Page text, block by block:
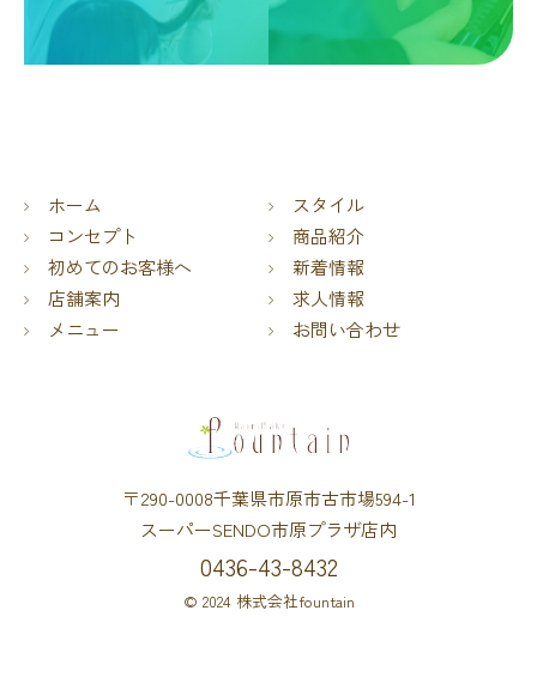
ホーム
コンセプト
初めてのお客様へ
店舗案内
メニュー
スタイル
商品紹介
新着情報
求人情報
お問い合わせ
〒290-0008千葉県市原市古市場594-1
スーパーSENDO市原プラザ店内
0436-43-8432
© 2024 株式会社fountain